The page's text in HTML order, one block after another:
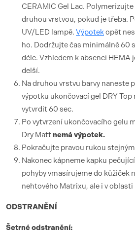
CERAMIC Gel Lac.
druhou vrstvou, pokud je třeba.
UV/LED lampě. Výpotekopět
ho. Dodržujte čas minimálně 60
déle. Vzhledem k absenci HEMA
delší.
Na druhou vrstvu barvy naneste
výpotku ukončovací gel DRY
vytvrdit 60 sec.
Po vytvrzení ukončovacího gelu
Dry Mattnemá výpotek.
Pokračujte pravou rukou
Nakonec kápneme kapku
pohyby vmasírujeme do kůžiček
nehtového Matrixu, ale i v oblasti
ODSTRANĚNÍ
Šetrné odstranění: